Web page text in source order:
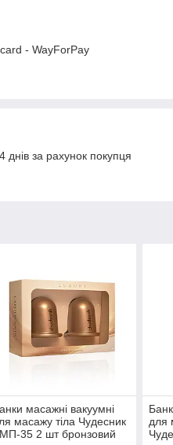
- WayForPay
за рахунок покупця
масажні вакуумні
масажу тіла Чудесник
35 2 шт бронзовий
для